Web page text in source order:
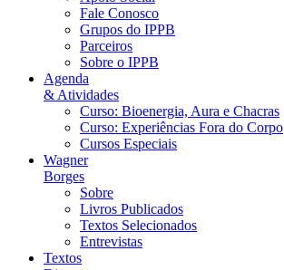
Fale Conosco
Grupos do IPPB
Parceiros
Sobre o IPPB
Agenda
& Atividades
Curso: Bioenergia, Aura e Chacras
Curso: Experiências Fora do Corpo
Cursos Especiais
Wagner
Borges
Sobre
Livros Publicados
Textos Selecionados
Entrevistas
Textos